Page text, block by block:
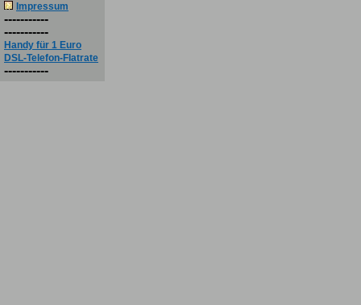
Impressum
-----------
-----------
Handy für 1 Euro
DSL-Telefon-Flatrate
-----------